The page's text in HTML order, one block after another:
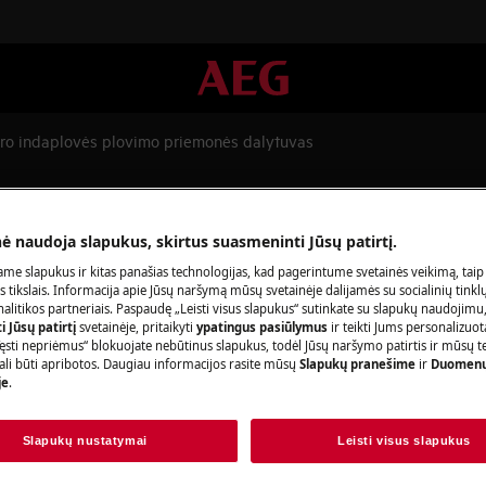
indaplovės plovimo priemonės dalytuvas
plovimo priemonės
dalytuvas.
Užsisakykite
Baigėsi prietaiso
pasirūpinti jo
įeina mokestis
papildomų išlaidų!
naudoja slapukus, skirtus suasmeninti Jūsų patirtį.
slapukus ir kitas panašias technologijas, kad pagerintume svetainės veikimą,
tikslais. Informacija apie Jūsų naršymą mūsų svetainėje dalijamės su socialinių
partneriais. Paspaudę „Leisti visus slapukus“ sutinkate su slapukų
Jūsų patirtįsvetainėje, pritaikyti ypatingus pasiūlymus ir teikti Jums
nepriėmus“ blokuojate nebūtinus slapukus, todėl Jūsų naršymo patirtis ir mūsų
būti apribotos. Daugiau informacijos rasite mūsų Slapukų pranešime ir
.
Slapukų nustatymai Leisti visus slapukus